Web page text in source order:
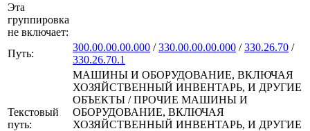
Эта
группировка
не включает:
Путь:
300.00.00.00.000 /330.00.00.00.000 /330.26.70 /
330.26.70.1
Текстовый
путь:
МАШИНЫ И ОБОРУДОВАНИЕ, ВКЛЮЧАЯ
ХОЗЯЙСТВЕННЫЙ ИНВЕНТАРЬ, И ДРУГИЕ
ОБЪЕКТЫ / ПРОЧИЕ МАШИНЫ И
ОБОРУДОВАНИЕ, ВКЛЮЧАЯ
ХОЗЯЙСТВЕННЫЙ ИНВЕНТАРЬ, И ДРУГИЕ